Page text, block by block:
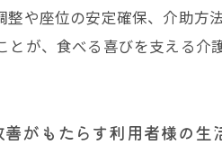
整や座位の安定確保、介助
とが、食べる喜びを支える介
がもたらす利用者様の生